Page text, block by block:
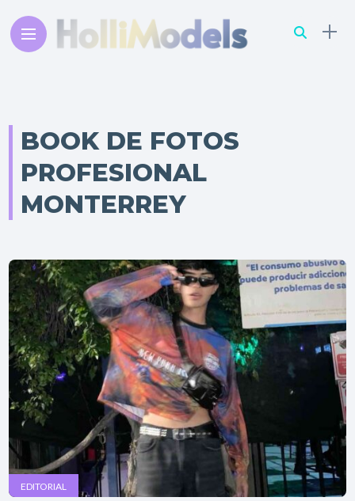
BOOK DE FOTOS
PROFESIONAL
MONTERREY
EDITORIAL